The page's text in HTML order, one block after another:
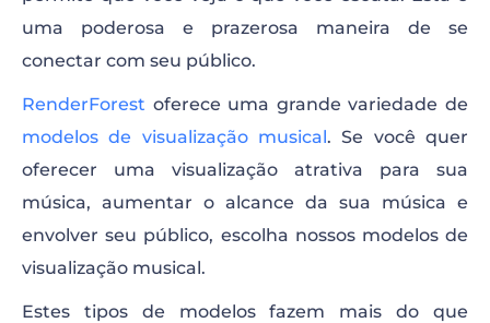
uma poderosa e prazerosa maneira de se
conectar com seu público.
RenderForest oferece uma grande variedade de
modelos de visualização musical. Se você quer
oferecer uma visualização atrativa para sua
música, aumentar o alcance da sua música e
envolver seu público, escolha nossos modelos de
visualização musical.
Estes tipos de modelos fazem mais do que